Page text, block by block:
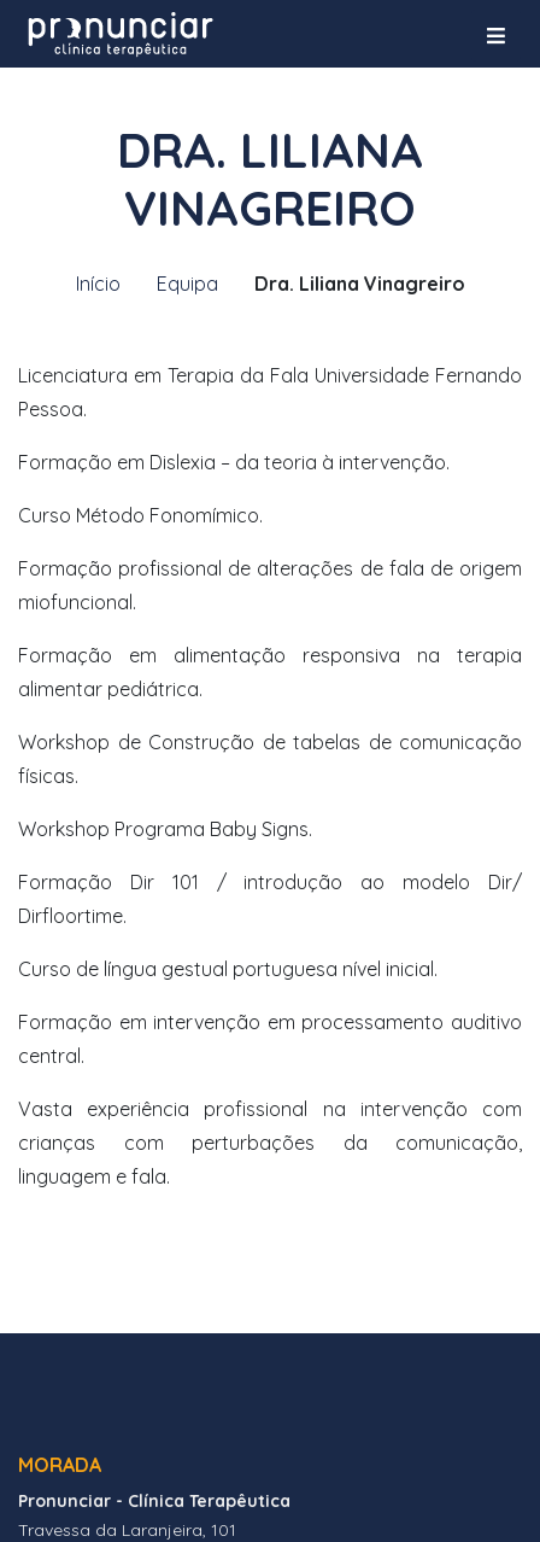
DRA. LILIANA
VINAGREIRO
Início Equipa Dra. Liliana Vinagreiro
Licenciatura em Terapia da Fala Universidade Fernando
Pessoa.
Formação em Dislexia – da teoria à intervenção.
Curso Método Fonomímico.
Formação profissional de alterações de fala de origem
miofuncional.
Formação em alimentação responsiva na terapia
alimentar pediátrica.
Workshop de Construção de tabelas de comunicação
físicas.
Workshop Programa Baby Signs.
Formação Dir 101 / introdução ao modelo Dir/
Dirfloortime.
Curso de língua gestual portuguesa nível inicial.
Formação em intervenção em processamento auditivo
central.
Vasta experiência profissional na intervenção com
crianças com perturbações da comunicação,
linguagem e fala.
MORADA
Pronunciar - Clínica Terapêutica
Travessa da Laranjeira, 101